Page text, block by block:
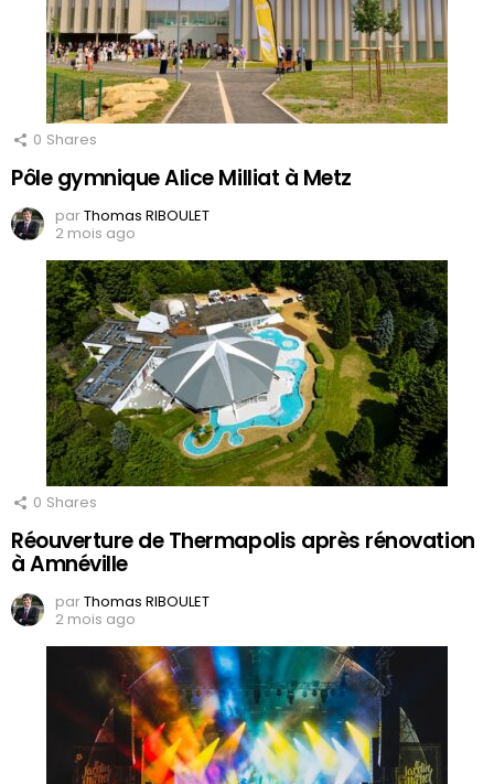
0 Shares
Pôle gymnique Alice Milliat à Metz
parThomas RIBOULET
2 mois ago
0 Shares
Réouverture de Thermapolis après rénovation
à Amnéville
parThomas RIBOULET
2 mois ago